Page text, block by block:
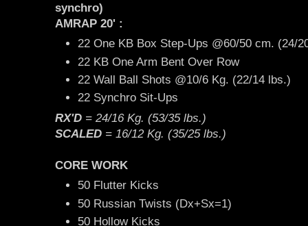
synchro)
AMRAP 20' :
22 One KB Box Step-Ups @60/50 cm. (24/
22 KB One Arm Bent Over Row
22 Wall Ball Shots @10/6 Kg. (22/14 lbs.)
22 Synchro Sit-Ups
RX'D = 24/16 Kg. (53/35 lbs.)
SCALED = 16/12 Kg. (35/25 lbs.)
CORE WORK
50 Flutter Kicks
50 Russian Twists (Dx+Sx=1)
50 Hollow Kicks